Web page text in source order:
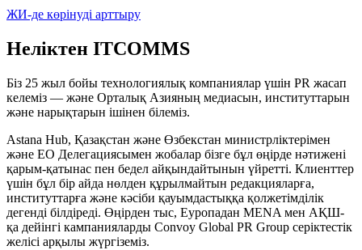
ЖИ-де көрінуді арттыру
Неліктен ITCOMMS
Біз 25 жыл бойы технологиялық компаниялар үшін PR жасап
келеміз — және Орталық Азияның медиасын, институттарын
және нарықтарын ішінен білеміз.
Astana Hub, Қазақстан және Өзбекстан министрліктерімен
және ЕО Делегациясымен жобалар бізге бұл өңірде нәтижені
қарым-қатынас пен бедел айқындайтынын үйретті. Клиенттер
үшін бұл бір айда нөлден құрылмайтын редакцияларға,
институттарға және кәсіби қауымдастыққа қолжетімділік
дегенді білдіреді. Өңірден тыс, Еуропадан MENA мен АҚШ-
қа дейінгі кампанияларды Convoy Global PR Group серіктестік
желісі арқылы жүргіземіз.